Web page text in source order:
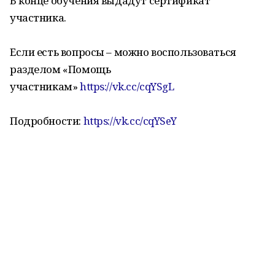
участника.
Если есть вопросы – можно воспользоваться
разделом «Помощь
участникам»https://vk.cc/cqYSgL
Подробности: https://vk.cc/cqYSeY